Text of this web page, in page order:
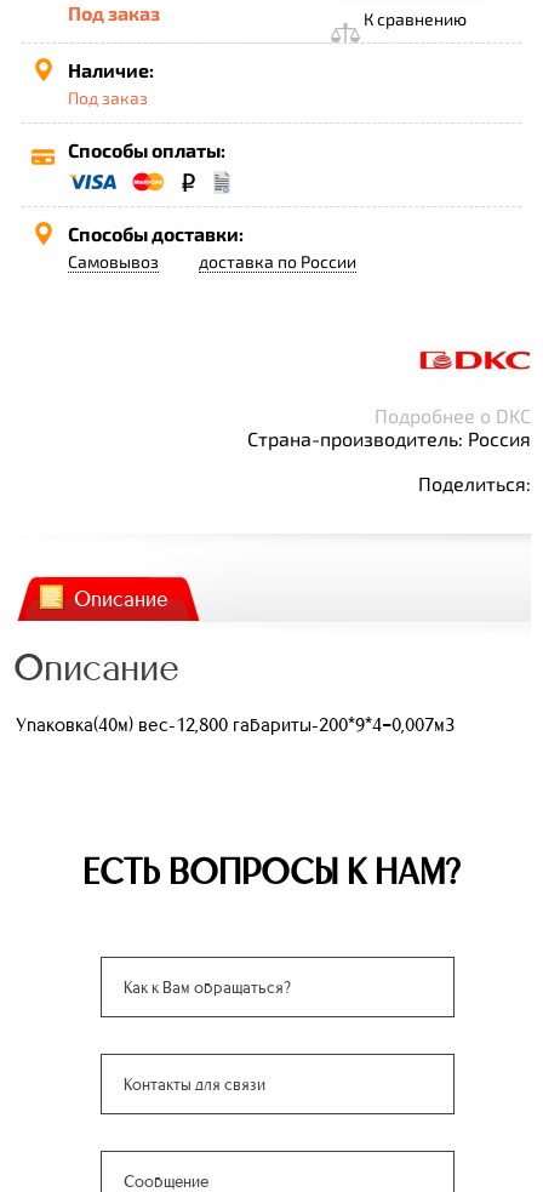
Под заказ К сравнению
Наличие:
Под заказ
Способы оплаты:
Способы доставки:
Самовывоз доставка по России
Подробнее о DKC
Страна-производитель: Россия
Поделиться:
Описание
Описание
Упаковка(40м) вес-12,800 габариты-200*9*4=0,007м3
ЕСТЬ ВОПРОСЫ К НАМ?